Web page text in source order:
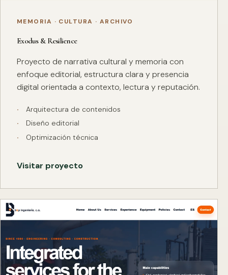
MEMORIA · CULTURA · ARCHIVO
Exodus & Resilience
Proyecto de narrativa cultural y memoria con
enfoque editorial, estructura clara y presencia
digital orientada a contexto, lectura y reputación.
Arquitectura de contenidos
Diseño editorial
Optimización técnica
Visitar proyecto